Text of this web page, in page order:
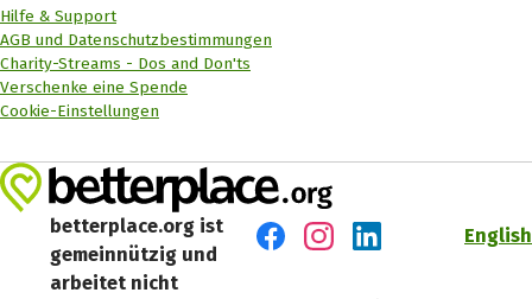
Hilfe & Support
AGB und Datenschutzbestimmungen
Charity-Streams - Dos and Don'ts
Verschenke eine Spende
Cookie-Einstellungen
betterplace.org ist
gemeinnützig und
arbeitet nicht
English